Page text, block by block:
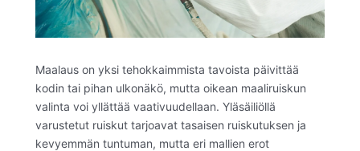
Maalaus on yksi tehokkaimmista tavoista päivittää
kodin tai pihan ulkonäkö, mutta oikean maaliruiskun
valinta voi yllättää vaativuudellaan. Yläsäiliöllä
varustetut ruiskut tarjoavat tasaisen ruiskutuksen ja
kevyemmän tuntuman, mutta eri mallien erot